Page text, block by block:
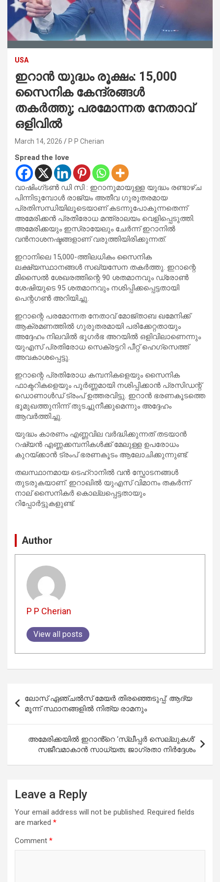
USA
ഇറാൻ യുദ്ധം രൂക്ഷം: 15,000
സൈനിക കേന്ദ്രങ്ങൾ
തകർത്തു; പരമോന്നത നേതാവ്
ഒളിവിൽ
March 14, 2026 P P Cherian
Spread the love
വാഷിംഗ്‌ടൺ ഡി സി : ഇറാനുമായുള്ള യുദ്ധം രണ്ടാഴ്ച
പിന്നിടുമ്പോൾ രാജ്യം അതീവ ഗുരുതരമായ
പ്രതിസന്ധിയിലൂടെയാണ് കടന്നുപോകുന്നതെന്ന്
അമേരിക്കൻ പ്രതിരോധ മന്ത്രാലയം വെളിപ്പെടുത്തി.
അമേരിക്കയും ഇസ്രായേലും ചേർന്ന് ഇറാനിൽ
വൻനാശനഷ്ടങ്ങളാണ് വരുത്തിയിരിക്കുന്നത്.
ഇറാനിലെ 15,000-ത്തിലധികം സൈനിക
ലക്ഷ്യസ്ഥാനങ്ങൾ സഖ്യസേന തകർത്തു. ഇറാന്റെ
മിസൈൽ ശേഖരത്തിന്റെ 90 ശതമാനവും ഡ്രോൺ
ശേഷിയുടെ 95 ശതമാനവും നശിപ്പിക്കപ്പെട്ടതായി
പെന്റഗൺ അറിയിച്ചു.
ഇറാന്റെ പരമോന്നത നേതാവ് മോജ്‌താബ ഖമേനിക്ക്
ആക്രമണത്തിൽ ഗുരുതരമായി പരിക്കേറ്റതായും
അദ്ദേഹം നിലവിൽ ഭൂഗർഭ അറയിൽ ഒളിവിലാണെന്നും
യുഎസ് പ്രതിരോധ സെക്രട്ടറി പീറ്റ് ഹെഗ്‌സെത്ത്
അവകാശപ്പെട്ടു.
ഇറാന്റെ പ്രതിരോധ കമ്പനികളെയും സൈനിക
ഫാക്ടറികളെയും പൂർണ്ണമായി നശിപ്പിക്കാൻ പ്രസിഡന്റ്
ഡൊണാൾഡ് ട്രംപ് ഉത്തരവിട്ടു. ഇറാൻ ഭരണകൂടത്തെ
ഭൂമുഖത്തുനിന്ന് തുടച്ചുനീക്കുമെന്നും അദ്ദേഹം
ആവർത്തിച്ചു.
യുദ്ധം കാരണം എണ്ണവില വർദ്ധിക്കുന്നത് തടയാൻ
റഷ്യൻ എണ്ണക്കമ്പനികൾക്ക് മേലുള്ള ഉപരോധം
കുറയ്ക്കാൻ ട്രംപ് ഭരണകൂടം ആലോചിക്കുന്നുണ്ട്.
തലസ്ഥാനമായ ടെഹ്‌റാനിൽ വൻ സ്ഫോടനങ്ങൾ
തുടരുകയാണ്. ഇറാഖിൽ യുഎസ് വിമാനം തകർന്ന്
നാല് സൈനികർ കൊല്ലപ്പെട്ടതായും
റിപ്പോർട്ടുകളുണ്ട്.
Author
P P Cherian
View all posts
navigation
ലോസ് ഏഞ്ചൽസ് മേയർ തിരഞ്ഞെടുപ്പ്: ആദ്യ
മൂന്ന് സ്ഥാനങ്ങളിൽ നിത്യ രാമനും
അമേരിക്കയിൽ ഇറാൻ്റെ ‘സ്ലീപ്പർ സെല്ലുകൾ’
സജീവമാകാൻ സാധ്യത; ജാഗ്രതാ നിർദ്ദേശം
Leave a Reply
Your email address will not be published. Required fields
are marked *
Comment *